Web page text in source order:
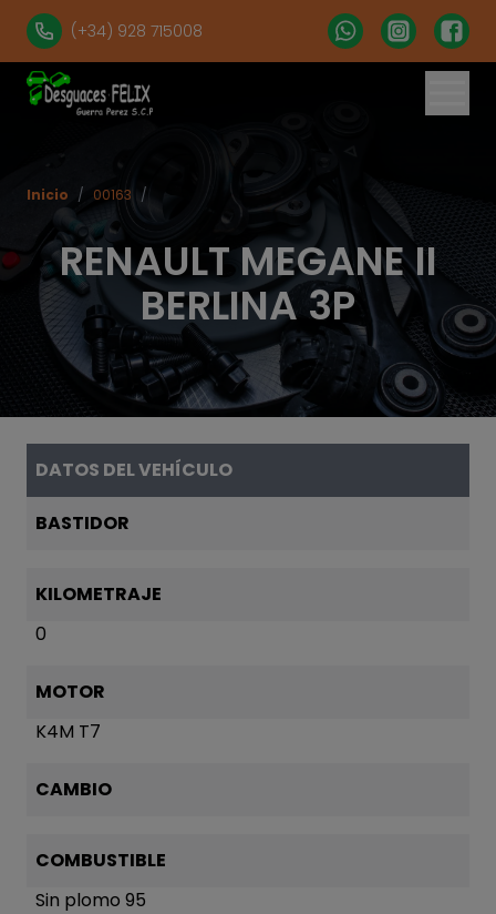
(+34) 928 715008
RENAULT MEGANE II
BERLINA 3P
Inicio / 00163 /
DATOS DEL VEHÍCULO
BASTIDOR
KILOMETRAJE
0
MOTOR
K4M T7
CAMBIO
COMBUSTIBLE
Sin plomo 95